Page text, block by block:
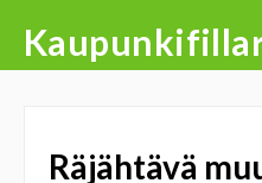
Räjähtävä